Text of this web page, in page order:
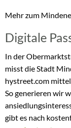
Mehr zum
Digitale
In der
misst die Stadt
hystreet.com
So generieren wir
gibt es nach